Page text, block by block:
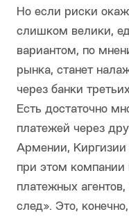
Но если риски
слишком велики,
вариантом, по
рынка, станет
через банки
Есть достаточно
платежей через
Армении, Киргизии
при этом компании
платежных
след». Это,